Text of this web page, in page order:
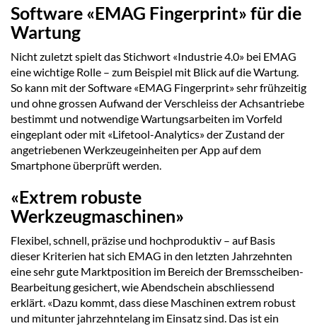
Software «EMAG Fingerprint» für die
Wartung
Nicht zuletzt spielt das Stichwort «Industrie 4.0» bei EMAG
eine wichtige Rolle – zum Beispiel mit Blick auf die Wartung.
So kann mit der Software «EMAG Fingerprint» sehr frühzeitig
und ohne grossen Aufwand der Verschleiss der Achsantriebe
bestimmt und notwendige Wartungsarbeiten im Vorfeld
eingeplant oder mit «Lifetool-Analytics» der Zustand der
angetriebenen Werkzeugeinheiten per App auf dem
Smartphone überprüft werden.
«Extrem robuste
Werkzeugmaschinen»
Flexibel, schnell, präzise und hochproduktiv – auf Basis
dieser Kriterien hat sich EMAG in den letzten Jahrzehnten
eine sehr gute Marktposition im Bereich der Bremsscheiben-
Bearbeitung gesichert, wie Abendschein abschliessend
erklärt. «Dazu kommt, dass diese Maschinen extrem robust
und mitunter jahrzehntelang im Einsatz sind. Das ist ein